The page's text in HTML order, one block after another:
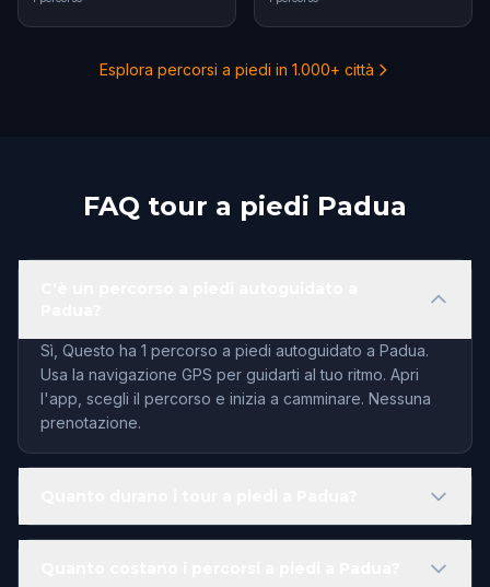
Esplora percorsi a piedi in 1.000+ città
FAQ tour a piedi Padua
Sì, Questo ha 1 percorso a piedi autoguidato a Padua.
Usa la navigazione GPS per guidarti al tuo ritmo. Apri
l'app, scegli il percorso e inizia a camminare. Nessuna
prenotazione.